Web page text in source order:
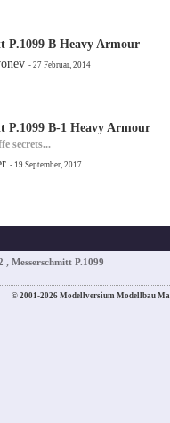
P.1099 B Heavy Armour
- 27 Februar, 2014
P.1099 B-1 Heavy Armour
secrets...
- 19 September, 2017
Messerschmitt P.1099
© 2001-2026 Modellversium Modellbau